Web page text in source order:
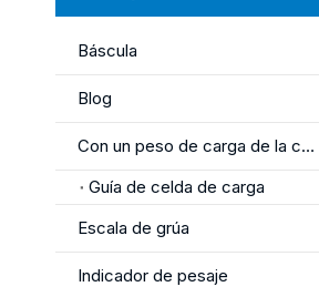
Báscula
Blog
Con un peso de carga de la célula
Guía de celda de carga
Escala de grúa
Indicador de pesaje